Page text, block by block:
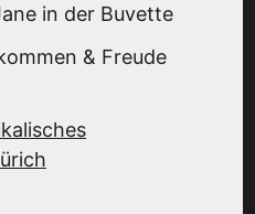
in der Buvette
& Freude